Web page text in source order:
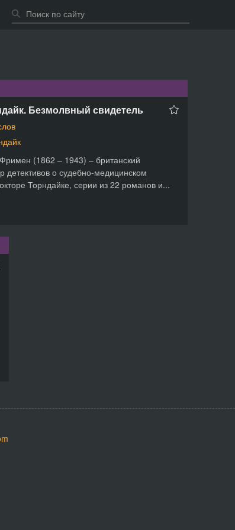
Безмолвный свидетель
(1862 – 1943) – британский
детективов о судебно-медицинском
Торндайке, серии из 22 романов и...